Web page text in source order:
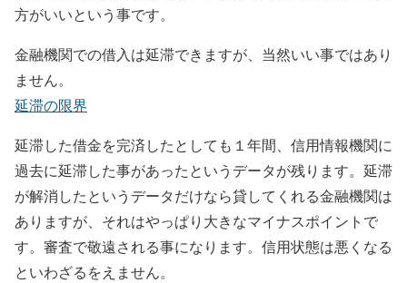
方がいいという事です。
金融機関での借入は延滞できますが、当然いい事ではあり
ません。
延滞の限界
延滞した借金を完済したとしても１年間、信用情報機関に
過去に延滞した事があったというデータが残ります。延滞
が解消したというデータだけなら貸してくれる金融機関は
ありますが、それはやっぱり大きなマイナスポイントで
す。審査で敬遠される事になります。信用状態は悪くなる
といわざるをえません。